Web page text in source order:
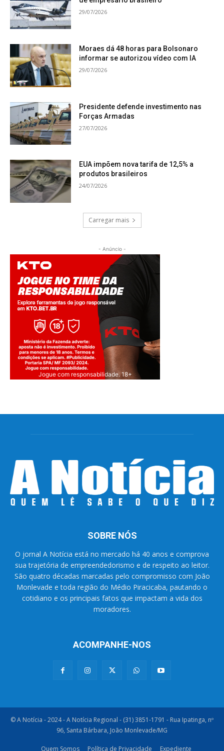
29/07/2026
Moraes dá 48 horas para Bolsonaro
informar se autorizou vídeo com IA
29/07/2026
Presidente defende investimento nas
Forças Armadas
27/07/2026
EUA impõem nova tarifa de 12,5% a
produtos brasileiros
24/07/2026
Carregar mais
- Anúncio -
Jogue com responsabilidade. 18+
SOBRE NÓS
O jornal A Notícia está no mercado há 40 anos e comprova
sua trajetória de empreendedorismo e de respeito ao leitor.
São quatro décadas marcadas pelo compromisso com João
Monlevade e toda região do Médio Piracicaba, pautando o
cotidiano e os principais fatos que impactam a vida dos
moradores.
ACOMPANHE-NOS
© A Notícia - 2024 - A Notícia Regional - (31) 3851-1791 - Rua Ipatinga, nº
96, Santa Bárbara, João Monlevade/MG
Quem Somos Política de Privacidade Expediente